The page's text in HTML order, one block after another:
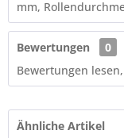
mm,
Bewertungen
0
Bewertungen
Ähnliche Artikel